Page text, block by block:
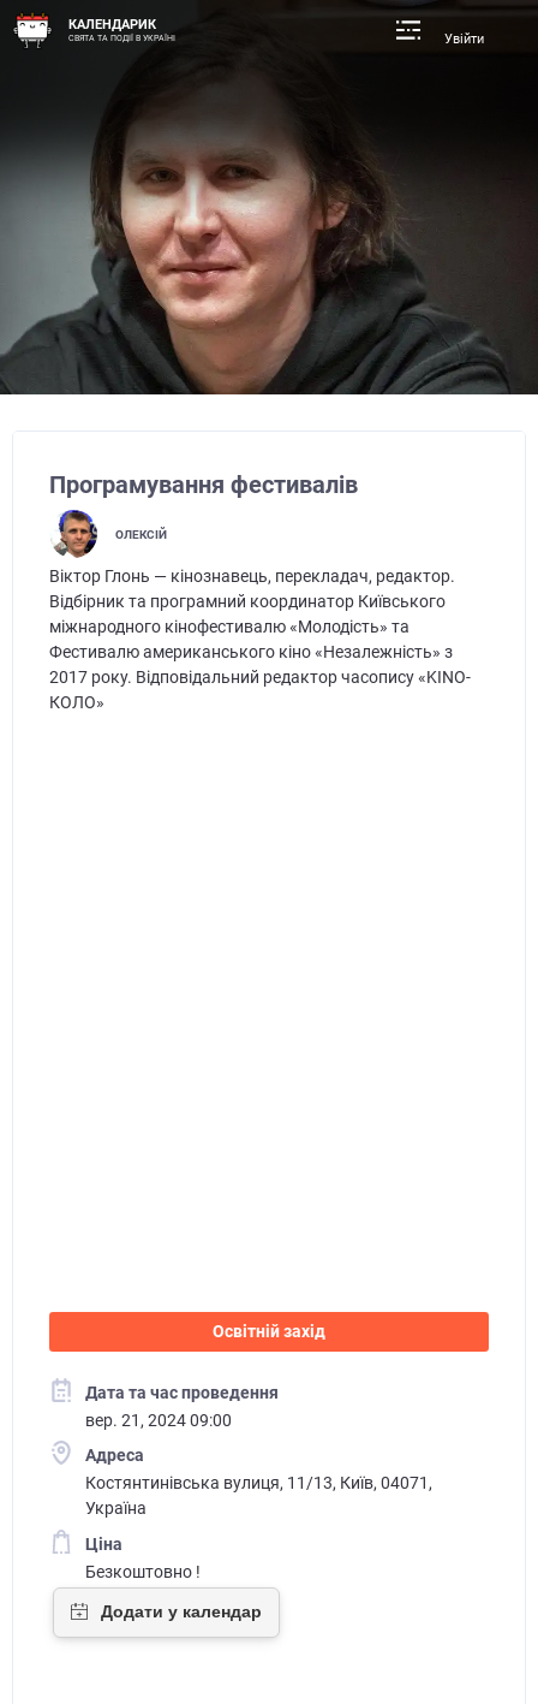
КАЛЕНДАРИК
СВЯТА ТА ПОДІЇ В УКРАЇНІ Увійти
Програмування фестивалів
ОЛЕКСІЙ
Віктор Глонь — кінознавець, перекладач, редактор.
Відбірник та програмний координатор Київського
міжнародного кінофестивалю «Молодість» та
Фестивалю американського кіно «Незалежність» з
2017 року. Відповідальний редактор часопису «KINO-
КОЛО»
Освітній захід
Дата та час проведення
вер. 21, 2024 09:00
Адреса
Костянтинівська вулиця, 11/13, Київ, 04071,
Україна
Ціна
Безкоштовно !